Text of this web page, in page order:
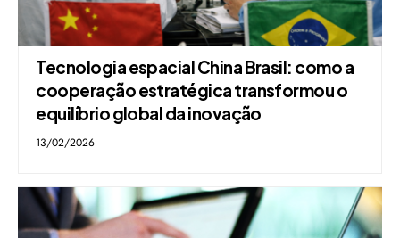
Tecnologia espacial China Brasil: como a
cooperação estratégica transformou o
equilíbrio global da inovação
13/02/2026